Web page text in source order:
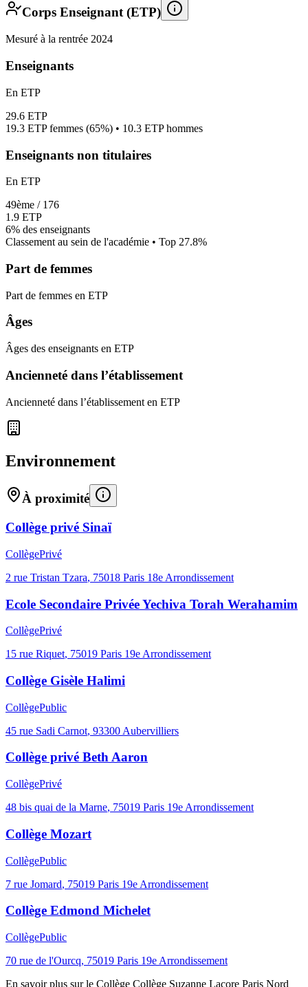
Corps Enseignant (ETP)
Mesuré à la rentrée 2024
Enseignants
En ETP
29.6 ETP
19.3 ETP femmes (65%) • 10.3 ETP hommes
Enseignants non titulaires
En ETP
49ème / 176
1.9 ETP
6% des enseignants
Classement au sein de l'académie • Top 27.8%
Part de femmes
Part de femmes en ETP
Âges
Âges des enseignants en ETP
Ancienneté dans l’établissement
Ancienneté dans l’établissement en ETP
Environnement
À proximité
Collège privé Sinaï
CollègePrivé
2 rue Tristan Tzara, 75018 Paris 18e Arrondissement
Ecole Secondaire Privée Yechiva Torah Werahamim
CollègePrivé
15 rue Riquet, 75019 Paris 19e Arrondissement
Collège Gisèle Halimi
CollègePublic
45 rue Sadi Carnot, 93300 Aubervilliers
Collège privé Beth Aaron
CollègePrivé
48 bis quai de la Marne, 75019 Paris 19e Arrondissement
Collège Mozart
CollègePublic
7 rue Jomard, 75019 Paris 19e Arrondissement
Collège Edmond Michelet
CollègePublic
70 rue de l'Ourcq, 75019 Paris 19e Arrondissement
En savoir plus sur le Collège Collège Suzanne Lacore Paris Nord